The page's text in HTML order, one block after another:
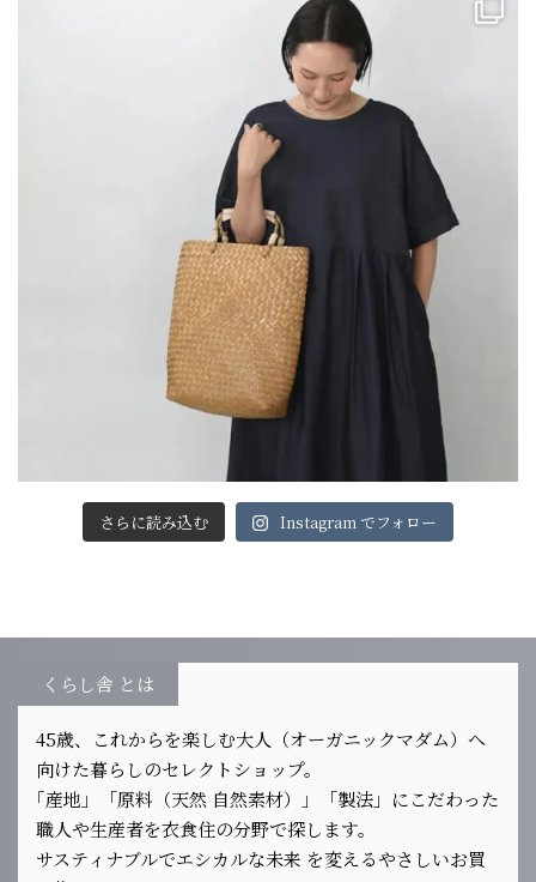
さらに読み込む Instagram でフォロー
くらし舎 とは
45歳、これからを楽しむ大人（オーガニックマダム）へ
向けた暮らしのセレクトショップ。
｢産地」「原料（天然 自然素材）」「製法」にこだわった
職人や生産者を衣食住の分野で探します。
サスティナブルでエシカルな未来 を変えるやさしいお買